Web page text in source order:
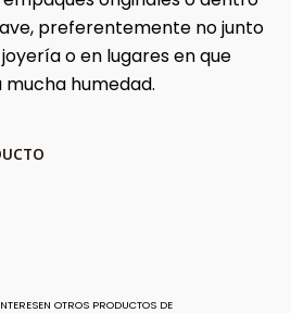
preferentemente no junto
o en lugares en que
humedad.
OTROS PRODUCTOS DE